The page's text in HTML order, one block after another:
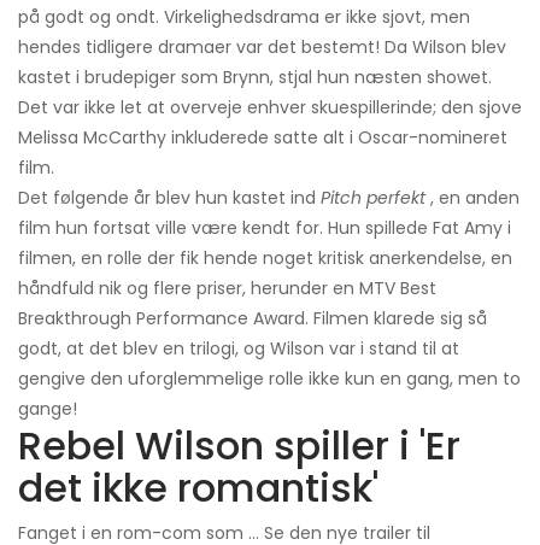
på godt og ondt. Virkelighedsdrama er ikke sjovt, men
hendes tidligere dramaer var det bestemt! Da Wilson blev
kastet i brudepiger som Brynn, stjal hun næsten showet.
Det var ikke let at overveje enhver skuespillerinde; den sjove
Melissa McCarthy inkluderede satte alt i Oscar-nomineret
film.
Det følgende år blev hun kastet ind Pitch perfekt, en anden
film hun fortsat ville være kendt for. Hun spillede Fat Amy i
filmen, en rolle der fik hende noget kritisk anerkendelse, en
håndfuld nik og flere priser, herunder en MTV Best
Breakthrough Performance Award. Filmen klarede sig så
godt, at det blev en trilogi, og Wilson var i stand til at
gengive den uforglemmelige rolle ikke kun en gang, men to
gange!
Rebel Wilson spiller i 'Er
det ikke romantisk'
Fanget i en rom-com som ... Se den nye trailer til